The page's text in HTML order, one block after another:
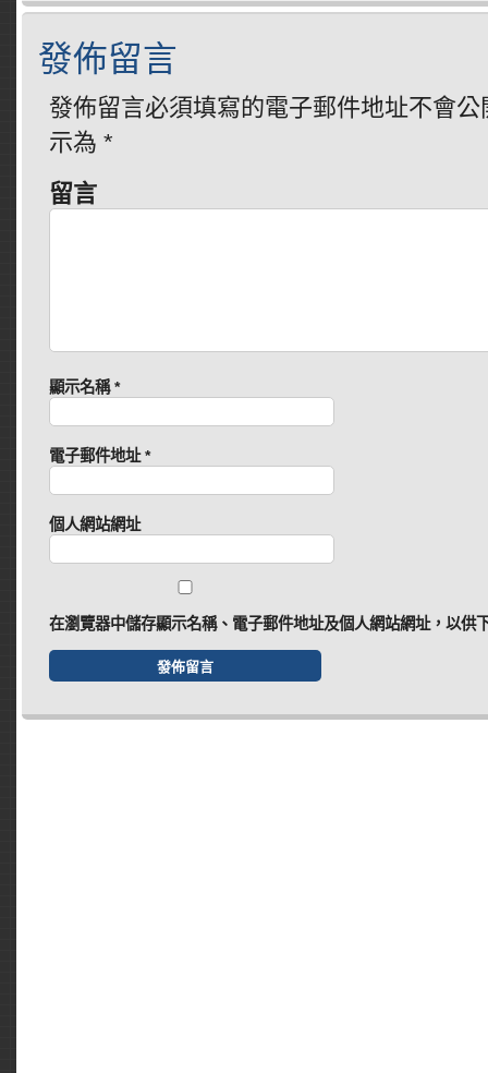
發佈留言
發佈留言必須填寫的電子郵件地址不會公
示為 *
留言
顯示名稱*
電子郵件地址*
個人網站網址
在瀏覽器中儲存顯示名稱、電子郵件地址及個人網站網址，以供